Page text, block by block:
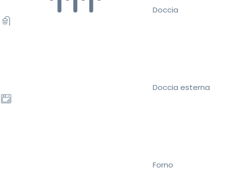
Doccia
Doccia esterna
Forno